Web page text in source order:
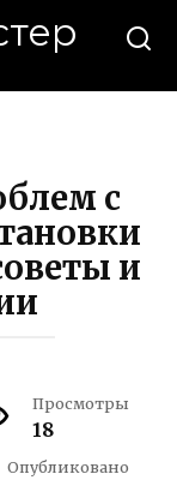
с
и
Просмотры
18
Опубликовано